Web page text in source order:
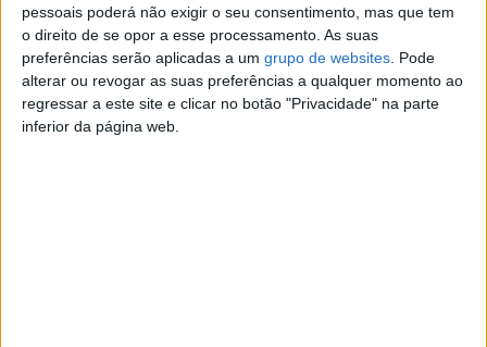
pessoais poderá não exigir o seu consentimento, mas que tem
o direito de se opor a esse processamento. As suas
preferências serão aplicadas a um grupo de websites. Pode
alterar ou revogar as suas preferências a qualquer momento ao
regressar a este site e clicar no botão "Privacidade" na parte
inferior da página web.
Amadora
Vila Nova de Gaia
Braga